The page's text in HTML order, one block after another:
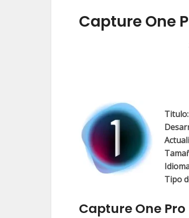
Capture One
Titulo:
Tipo
Capture One